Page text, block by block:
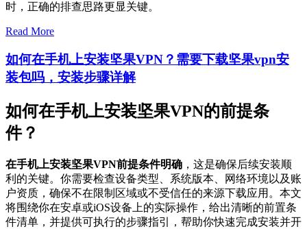
时，正确的排查思路更显关键。
Read More
如何在手机上安装坚果VPN？需要下载坚果vpn安
装包吗，安装步骤详解
如何在手机上安装坚果VPN的前提条
件？
在手机上安装坚果VPN前提条件明确 ，这是确保后续安装顺
利的关键。你需要检查设备类型、系统版本、网络环境以及账
户资质，确保不在限制区域或不受信任的来源下载应用。本文
将围绕你在安卓或iOS设备上的实际操作，给出清晰的前置条
件清单，并提供可执行的步骤指引，帮助你快速完成安装并开